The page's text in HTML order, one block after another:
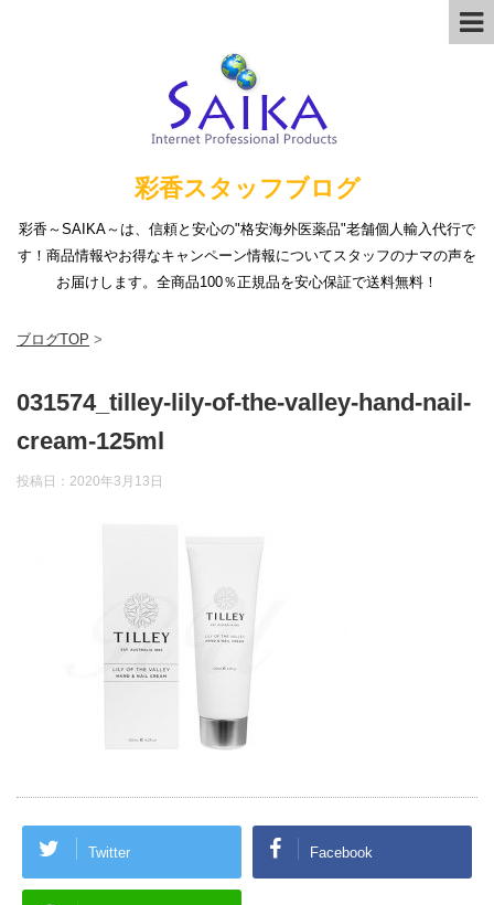
彩香スタッフブログ
彩香～SAIKA～は、信頼と安心の"格安海外医薬品"老舗個人輸入代行で
す！商品情報やお得なキャンペーン情報についてスタッフのナマの声を
お届けします。全商品100％正規品を安心保証で送料無料！
ブログTOP >
031574_tilley-lily-of-the-valley-hand-nail-
cream-125ml
投稿日： 2020年3月13日
Twitter Facebook